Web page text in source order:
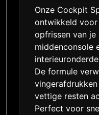
Onze Cockpit
ontwikkeld voor
opfrissen van je
middenconsole
De formule
vettige resten
Perfect voor